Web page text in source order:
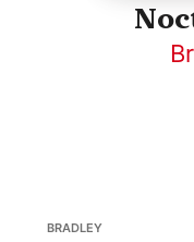
BRADLEY